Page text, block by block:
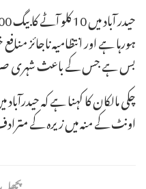
ہورہا ہے اور انتظامیہ
بس ہے جس کے باعث شہری صرف
چکی مالکان کا کہنا ہے کہ
اونٹ کے منہ میں زیرہ کے